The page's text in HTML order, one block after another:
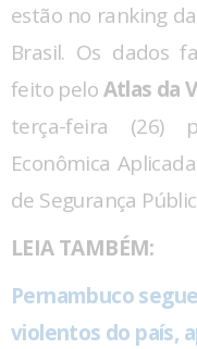
estão no ranking
Brasil. Os dados
feito peloAtlas da
terça-feira (26)
Econômica
de Segurança
LEIA TAMBÉM:
Pernambuco
violentos do país,